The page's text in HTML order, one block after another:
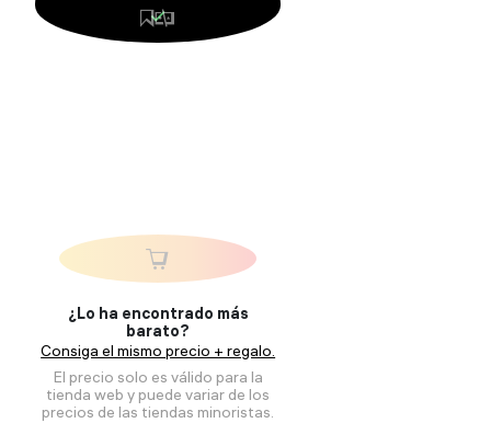
¿Lo ha encontrado más
barato?
Consiga el mismo precio + regalo.
El precio solo es válido para la
tienda web y puede variar de los
precios de las tiendas minoristas.